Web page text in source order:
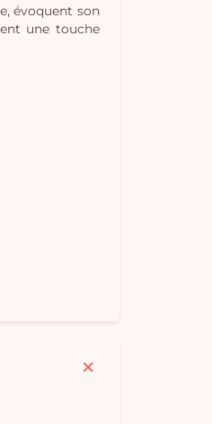
évoquent son
une touche